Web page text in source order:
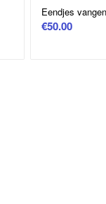
Eendjes vangen
€50.00